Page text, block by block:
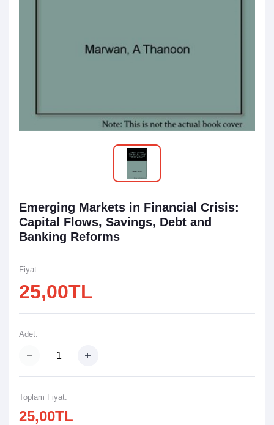
Emerging Markets in Financial Crisis:
Capital Flows, Savings, Debt and
Banking Reforms
Fiyat:
25,00TL
Adet:
Toplam Fiyat:
25,00TL